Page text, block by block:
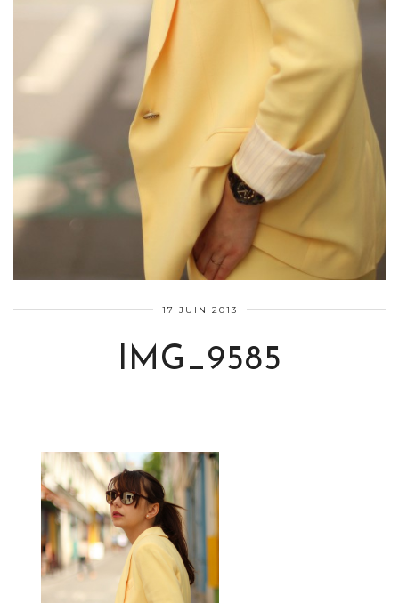
17 JUIN 2013
IMG_9585